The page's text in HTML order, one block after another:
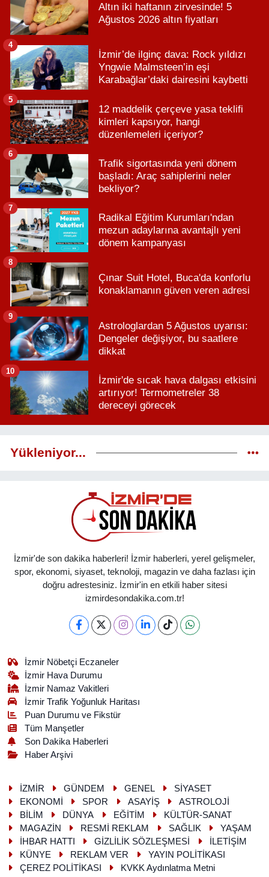
Altın iki haftanın zirvesinde! 5
Ağustos 2026 altın fiyatları
İzmir’de ilginç dava: Rock yıldızı
Yngwie Malmsteen’in eşi
Karabağlar’daki dairesini kaybetti
4
12 maddelik çerçeve yasa teklifi
kimleri kapsıyor, hangi
düzenlemeleri içeriyor?
5
Trafik sigortasında yeni dönem
başladı: Araç sahiplerini neler
bekliyor?
6
Radikal Eğitim Kurumları'ndan
mezun adaylarına avantajlı yeni
dönem kampanyası
7
Çınar Suit Hotel, Buca'da konforlu
konaklamanın güven veren adresi
8
Astrologlardan 5 Ağustos uyarısı:
Dengeler değişiyor, bu saatlere
dikkat
9
İzmir'de sıcak hava dalgası etkisini
artırıyor! Termometreler 38
dereceyi görecek
10
Yükleniyor...
İzmir'de son dakika haberleri! İzmir haberleri, yerel gelişmeler,
spor, ekonomi, siyaset, teknoloji, magazin ve daha fazlası için
doğru adrestesiniz. İzmir'in en etkili haber sitesi
izmirdesondakika.com.tr!
İzmir Nöbetçi Eczaneler
İzmir Hava Durumu
İzmir Namaz Vakitleri
İzmir Trafik Yoğunluk Haritası
Puan Durumu ve Fikstür
Tüm Manşetler
Son Dakika Haberleri
Haber Arşivi
İZMİR GÜNDEM GENEL
SİYASET
EKONOMİ
SPOR ASAYİŞ
ASTROLOJİ
BİLİM
DÜNYA EĞİTİM
KÜLTÜR-SANAT
MAGAZİN
RESMİ REKLAM SAĞLIK
YAŞAM
İHBAR HATTI
GİZLİLİK SÖZLEŞMESİ
İLETİŞİM
KÜNYE
REKLAM VER
YAYIN POLİTİKASI
ÇEREZ POLİTİKASI
KVKK Aydınlatma Metni